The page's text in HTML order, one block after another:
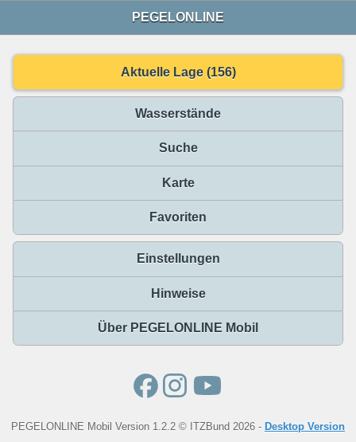
PEGELONLINE
Aktuelle Lage (156)
Wasserstände
Suche
Karte
Favoriten
Einstellungen
Hinweise
Über PEGELONLINE Mobil
PEGELONLINE Mobil Version 1.2.2 © ITZBund 2026 - Desktop Version